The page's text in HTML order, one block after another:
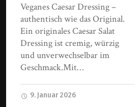
Veganes Caesar Dressing –
authentisch wie das Original.
Ein originales Caesar Salat
Dressing ist cremig, würzig
und unverwechselbar im
Geschmack.Mit…
9. Januar 2026